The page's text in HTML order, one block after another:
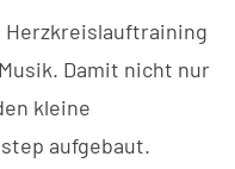
Herzkreislauftraining
Damit nicht nur
kleine
aufgebaut.